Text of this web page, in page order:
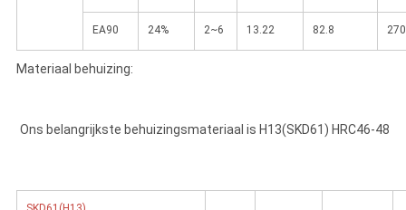
EA90 24% 2~6 13.22 82.8 270
Materiaal behuizing:
Ons belangrijkste behuizingsmateriaal is H13(SKD61) HRC46-48